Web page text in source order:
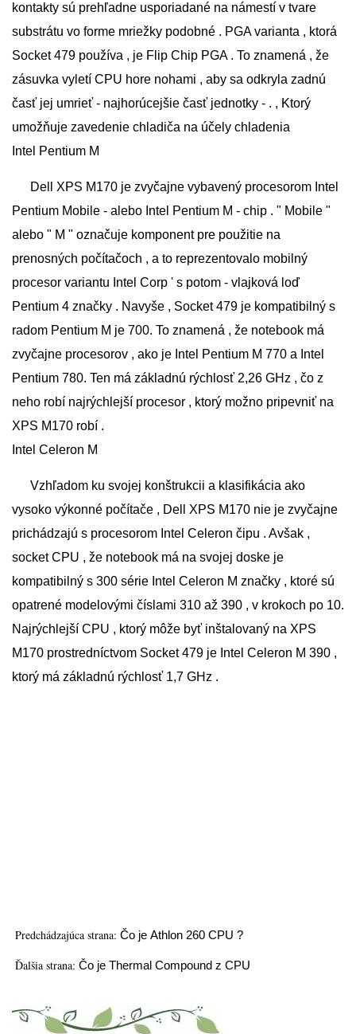
kontakty sú prehľadne usporiadané na námestí v tvare
substrátu vo forme mriežky podobné . PGA varianta , ktorá
Socket 479 používa , je Flip Chip PGA . To znamená , že
zásuvka vyletí CPU hore nohami , aby sa odkryla zadnú
časť jej umrieť - najhorúcejšie časť jednotky - . , Ktorý
umožňuje zavedenie chladiča na účely chladenia
Intel Pentium M
Dell XPS M170 je zvyčajne vybavený procesorom Intel
Pentium Mobile - alebo Intel Pentium M - chip . " Mobile "
alebo " M " označuje komponent pre použitie na
prenosných počítačoch , a to reprezentovalo mobilný
procesor variantu Intel Corp ' s potom - vlajková loď
Pentium 4 značky . Navyše , Socket 479 je kompatibilný s
radom Pentium M je 700. To znamená , že notebook má
zvyčajne procesorov , ako je Intel Pentium M 770 a Intel
Pentium 780. Ten má základnú rýchlosť 2,26 GHz , čo z
neho robí najrýchlejší procesor , ktorý možno pripevniť na
XPS M170 robí .
Intel Celeron M
Vzhľadom ku svojej konštrukcii a klasifikácia ako
vysoko výkonné počítače , Dell XPS M170 nie je zvyčajne
prichádzajú s procesorom Intel Celeron čipu . Avšak ,
socket CPU , že notebook má na svojej doske je
kompatibilný s 300 série Intel Celeron M značky , ktoré sú
opatrené modelovými číslami 310 až 390 , v krokoch po 10.
Najrýchlejší CPU , ktorý môže byť inštalovaný na XPS
M170 prostredníctvom Socket 479 je Intel Celeron M 390 ,
ktorý má základnú rýchlosť 1,7 GHz .
Predchádzajúca strana: Čo je Athlon 260 CPU ?
Ďalšia strana: Čo je Thermal Compound z CPU